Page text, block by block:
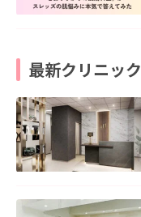
最新クリニック